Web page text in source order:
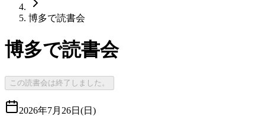
博多で読書会
博多で読書会
この読書会は終了しました。
2026年7月26日(日)